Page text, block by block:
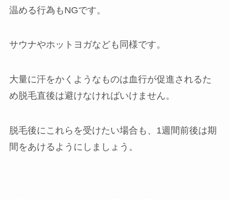
温める行為もNGです。
サウナやホットヨガなども同様です。
大量に汗をかくようなものは血行が促進されるた
め脱毛直後は避けなければいけません。
脱毛後にこれらを受けたい場合も、1週間前後は期
間をあけるようにしましょう。